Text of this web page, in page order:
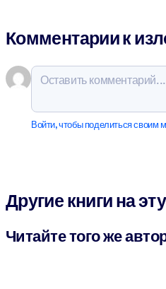
Комментарии к
Войти, чтобы поделиться своим
Другие книги на
Читайте того же